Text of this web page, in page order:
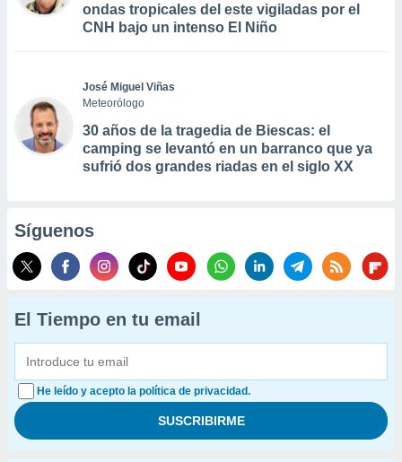
ondas tropicales del este vigiladas por el
CNH bajo un intenso El Niño
José Miguel Viñas
Meteorólogo
30 años de la tragedia de Biescas: el
camping se levantó en un barranco que ya
sufrió dos grandes riadas en el siglo XX
Síguenos
El Tiempo en tu email
He leído y acepto la política de privacidad.